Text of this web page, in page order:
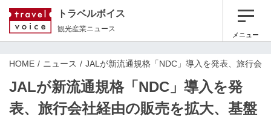
トラベルボイス
観光産業ニュース
メニュー
HOME ニュース JALが新流通規格「NDC」導入を発表、旅行会
JALが新流通規格「NDC」導入を発
表、旅行会社経由の販売を拡大、基盤